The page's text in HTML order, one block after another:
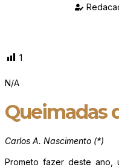
1
N/A
Queimadas
Carlos A. Nascimento (*)
Prometo fazer deste ano,